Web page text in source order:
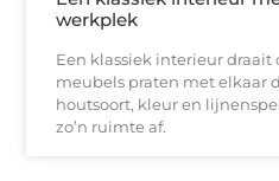
werkplek
Een klassiek interieur draait
meubels praten met elkaar
houtsoort, kleur en
zo’n ruimte af.